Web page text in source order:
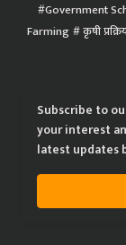
Government
Farming कृषी
Subscribe to
your interest
latest updates